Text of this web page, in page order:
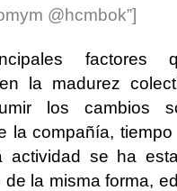
@hcmbok”]
factores
la madurez
los cambios
la compañía, tiempo
actividad se ha
de la misma forma,